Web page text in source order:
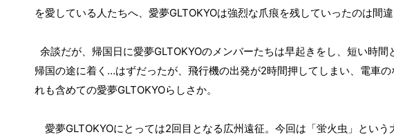
を愛している人たちへ、愛夢GLTOKYOは強烈な爪痕を残していったのは間違
余談だが、帰国日に愛夢GLTOKYOのメンバーたちは早起きをし、短い時
帰国の途に着く …はずだったが、飛行機の出発が2時間押してしまい、電車
れも含めての愛夢GLTOKYOらしさか。
愛夢GLTOKYOにとっては2回目となる広州遠征。今回は「蛍火虫」とい